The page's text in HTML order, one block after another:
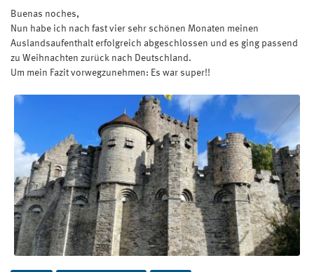
Buenas noches,
Nun habe ich nach fast vier sehr schönen Monaten meinen
Auslandsaufenthalt erfolgreich abgeschlossen und es ging passend
zu Weihnachten zurück nach Deutschland.
Um mein Fazit vorwegzunehmen: Es war super!!